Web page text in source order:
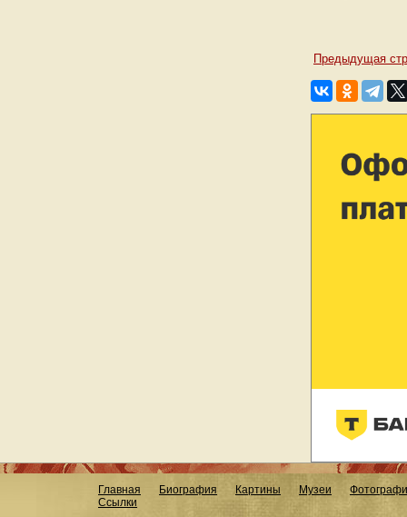
Предыдущая
Главная Биография Картины Музеи
Ссылки